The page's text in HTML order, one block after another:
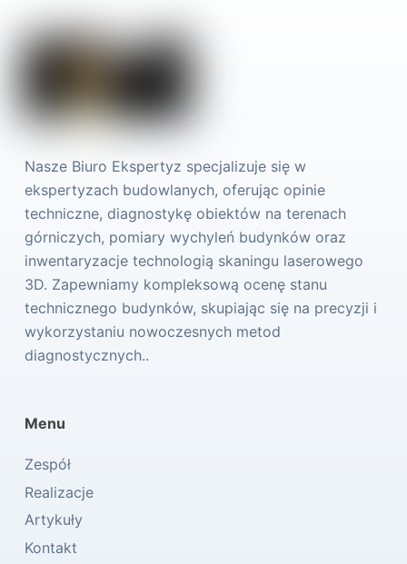
Nasze Biuro Ekspertyz specjalizuje się w
ekspertyzach budowlanych, oferując opinie
techniczne, diagnostykę obiektów na terenach
górniczych, pomiary wychyleń budynków oraz
inwentaryzacje technologią skaningu laserowego
3D. Zapewniamy kompleksową ocenę stanu
technicznego budynków, skupiając się na precyzji i
wykorzystaniu nowoczesnych metod
diagnostycznych..
Menu
Zespół
Realizacje
Artykuły
Kontakt